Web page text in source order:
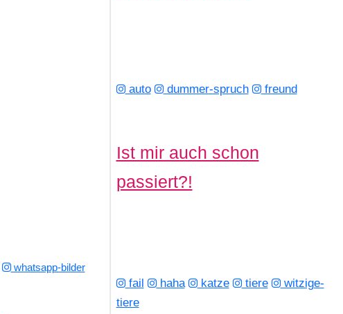
whatsapp-bilder
auto dummer-spruch freund
Ist mir auch schon
passiert?!
fail haha katze tiere
witzige-
tiere